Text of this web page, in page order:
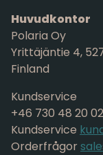
Huvudkontor
Polaria Oy
Yrittäjäntie 4,
Finland
Kundservice
+46 730 48 20 02
Kundservice
Orderfrågor